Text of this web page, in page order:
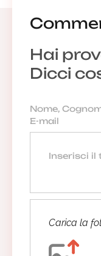
Hai
Dicci
Carica la